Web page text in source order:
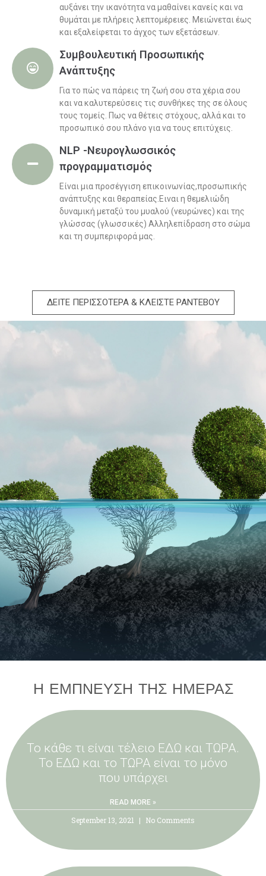
αυξάνει την ικανότητα να μαθαίνει κανείς και να
θυμάται με πλήρεις λεπτομέρειες. Μειώνεται έως
και εξαλείφεται το άγχος των εξετάσεων.
Συμβουλευτική Προσωπικής
Ανάπτυξης
Για το πώς να πάρεις τη ζωή σου στα χέρια σου
και να καλυτερεύσεις τις συνθήκες της σε όλους
τους τομείς. Πως να θέτεις στόχους, αλλά και το
προσωπικό σου πλάνο για να τους επιτύχεις.
NLP -Νευρογλωσσικός
προγραμματισμός
Είναι μια προσέγγιση επικοινωνίας,προσωπικής
ανάπτυξης και θεραπείας.Ειναι η θεμελιώδη
δυναμική μεταξύ του μυαλού (νευρώνες) και της
γλώσσας (γλωσσικές) Αλληλεπίδραση στο σώμα
και τη συμπεριφορά μας.
ΔΕΙΤΕ ΠΕΡΙΣΣΟΤΕΡΑ & ΚΛΕΙΣΤΕ ΡΑΝΤΕΒΟΥ
Η ΕΜΠΝΕΥΣΗ ΤΗΣ ΗΜΕΡΑΣ
Το κάθε τι είναι τέλειο ΕΔΩ και ΤΩΡΑ.
Το ΕΔΩ και το ΤΩΡΑ είναι το μόνο
που υπάρχει
READ MORE »
September 13, 2021 No Comments